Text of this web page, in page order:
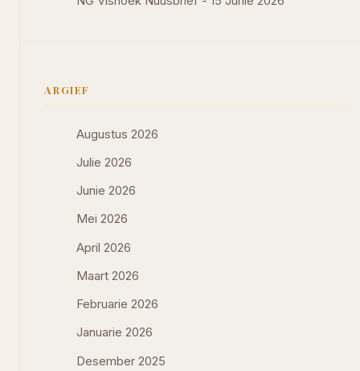
ARGIEF
Augustus 2026
Julie 2026
Junie 2026
Mei 2026
April 2026
Maart 2026
Februarie 2026
Januarie 2026
Desember 2025